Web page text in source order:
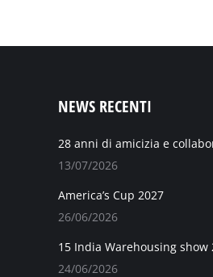
NEWS RECENTI
28 anni di amicizia e
13/07/2026
America’s Cup 2027
26/06/2026
15 India Warehousing show
24/06/2026